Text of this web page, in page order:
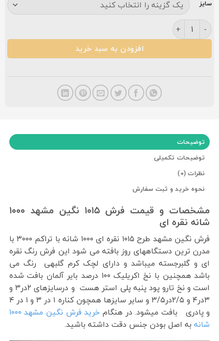
سایز
فرش نگین مشهد ۱۰۰۰ شانه کد ۱۰۱۵ نقره ای گلبرجسته عدد
افزودن به سبد خرید
توضیحات
توضیحات تکمیلی
نظرات (0)
نحوه خرید و ثبت سفارش
مشخصات و قیمت فرش ۱۰۱۵ نگین مشهد ۱۰۰۰
شانه نقره ای
فرش نگین مشهد طرح ۱۰۱۵ نقره ای ۱۰۰۰ شانه با تراکم ۳۰۰۰ با
مدرن ترین دستگاههای روز بافته می شود این فرش رنگ نقره
ای و گلبرجسته میباشد و دارای لچک کرم گلبهی رنگ می
باشد همچنین با نخ اکریلیک ۱۰۰ درصد بایر آلمان بافت شده
است و نخ تارو پود پنبه پلی استر هست و درسایزهای ۲در۳ و
۳در۴ و ۲/۵در۳/۵ و سایر سایزها همچون کناره ۱ در ۳ و ۱ در ۴
و پادری بافت میشود. در هنگام
خرید فرش نگین مشهد ۱۰۰۰
شانهبه اصل بودن جنس دقت داشته باشید.